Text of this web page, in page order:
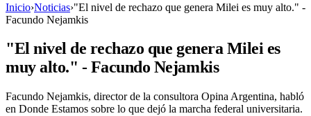
Inicio›Noticias›"El nivel de rechazo que genera Milei es muy alto." -
Facundo Nejamkis
"El nivel de rechazo que genera Milei es
muy alto." - Facundo Nejamkis
Facundo Nejamkis, director de la consultora Opina Argentina, habló
en Donde Estamos sobre lo que dejó la marcha federal universitaria.